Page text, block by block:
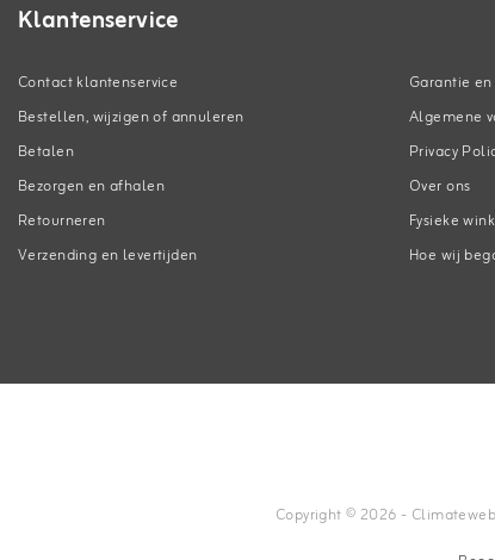
Klantenservice
Contact klantenservice
Bestellen, wijzigen of annuleren
Betalen
Bezorgen en afhalen
Retourneren
Verzending en levertijden
Garantie
Algemene
Privacy
Over ons
Fysieke
Hoe wij
Copyright © 2026 -